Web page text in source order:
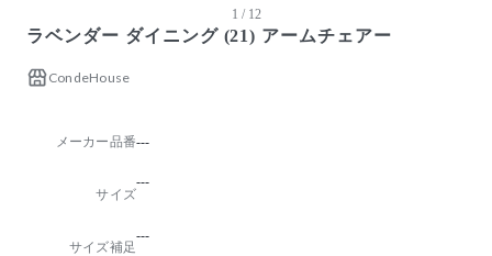
1 / 12
ラベンダー ダイニング (21) アームチェアー
CondeHouse
メーカー品番---
サイズ
---
サイズ補足
---